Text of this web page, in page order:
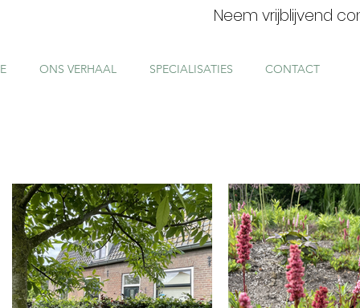
Neem vrijblijvend
ONS VERHAAL SPECIALISATIES CONTACT